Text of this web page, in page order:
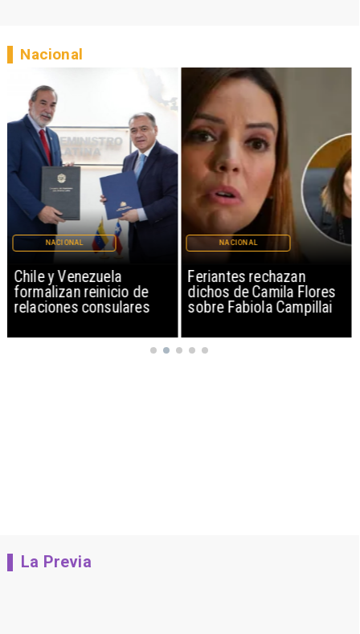
Chile y Venezuela
formalizan reinicio de
relaciones consulares
NACIONAL
Feriantes rechazan
dichos de Camila Flores
sobre Fabiola Campillai
NACIONAL
Nacional
La Previa